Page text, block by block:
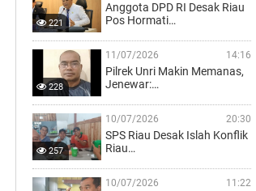
221
Anggota DPD RI Desak Riau
Pos Hormati…
228
11/07/2026 14:16
Pilrek Unri Makin Memanas,
Jenewar:…
257
10/07/2026 20:30
SPS Riau Desak Islah Konflik
Riau…
10/07/2026 11:22